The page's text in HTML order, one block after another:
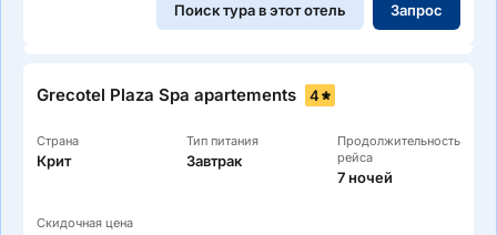
Поиск тура в этот отель Запрос
Grecotel Plaza Spa apartements 4
Страна
Крит
Тип питания
Завтрак
Продолжительность
рейса
7 ночей
Скидочная цена